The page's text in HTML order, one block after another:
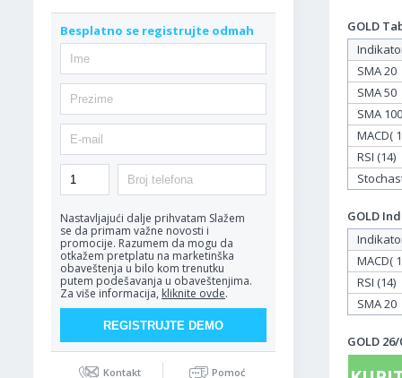
Besplatno se registrujte odmah
Nastavljajući dalje prihvatam Slažem
se da primam važne novosti i
promocije. Razumem da mogu da
otkažem pretplatu na marketinška
obaveštenja u bilo kom trenutku
putem podešavanja u obaveštenjima.
Za više informacija, kliknite ovde.
Kontakt Pomoć
GOLD
SMA 20
SMA 50
SMA 100
MACD(
RSI (14)
GOLD
MACD(
RSI (14)
SMA 20
GOLD